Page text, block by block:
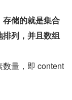
存储的就是集合
列，并且数组
量，即 content